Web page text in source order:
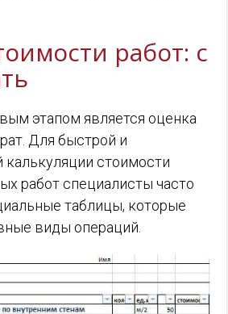
работ: с
этапом является оценка
Для быстрой и
калькуляции стоимости
работ специалисты часто
таблицы, которые
виды операций.